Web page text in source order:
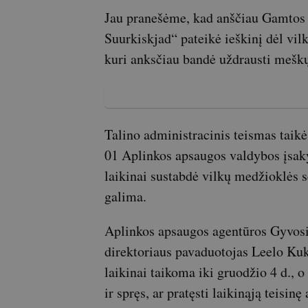
Jau pranešėme, kad anščiau
Suurkiskjad“ pateikė ieškinį dėl
kuri anksčiau bandė uždrausti
Talino administracinis teismas
01 Aplinkos apsaugos valdybos
laikinai sustabdė vilkų medžioklės
galima.
Aplinkos apsaugos agentūros
direktoriaus pavaduotojas Leelo
laikinai taikoma iki gruodžio 4 d.,
ir spręs, ar pratęsti laikinąją teisinę